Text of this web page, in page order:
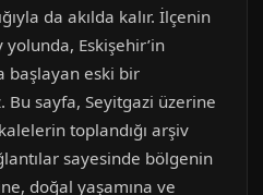
da akılda kalır. İlçenin
Eskişehir’in
başlayan eski bir
sayfa, Seyitgazi üzerine
toplandığı arşiv
sayesinde bölgenin
doğal yaşamına ve